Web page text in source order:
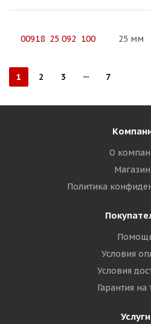
00918 25 092 100 25 мм
1 2 3 7
О
Политика
Условия
Условия
Гарантия на
Услуги